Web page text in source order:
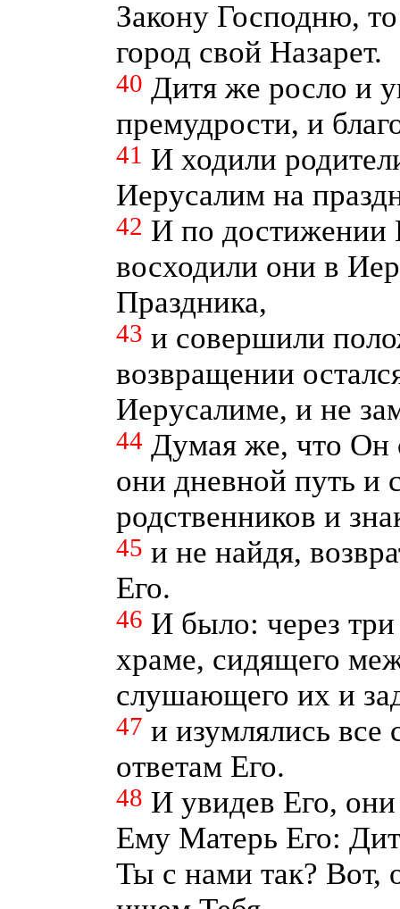
Закону Господню,
город свой Назарет.
40 Дитя же росло и
премудрости, и
41 И ходили
Иерусалим на
42 И по достижении
восходили они в
Праздника,
43 и совершили
возвращении
Иерусалиме, и не
44 Думая же, что Он
они дневной путь и
родственников и
45 и не найдя,
Его.
46 И было: через
храме, сидящего
слушающего их и
47 и изумлялись
ответам Его.
48 И увидев Его,
Ему Матерь Его:
Ты с нами так? Вот,